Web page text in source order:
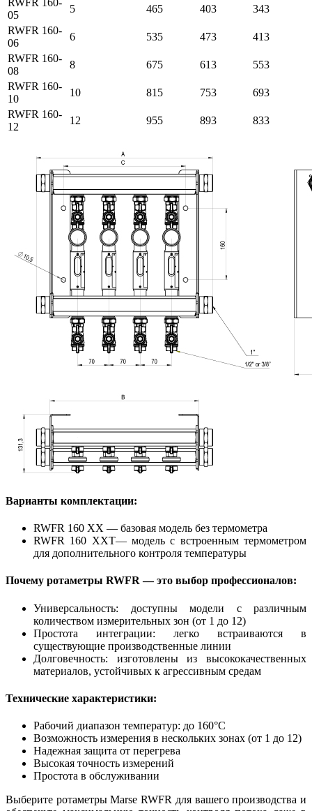
RWFR 160-
05
5 465 403
343
RWFR 160-
06
6 535 473
413
RWFR 160-
08
8 675 613
553
RWFR 160-
10
10 815 753
693
RWFR 160-
12
12 955 893 833
Варианты комплектации:
RWFR 160 XX — базовая модель без термометра
RWFR 160 XXT— модель с встроенным термометром
для дополнительного контроля температуры
Почему ротаметры RWFR — это выбор профессионалов:
Универсальность: доступны модели с различным
количеством измерительных зон (от 1 до 12)
Простота интеграции: легко встраиваются в
существующие производственные линии
Долговечность: изготовлены из высококачественных
материалов, устойчивых к агрессивным средам
Технические характеристики:
Рабочий диапазон температур: до 160°С
Возможность измерения в нескольких зонах (от 1 до 12)
Надежная защита от перегрева
Высокая точность измерений
Простота в обслуживании
Выберите ротаметры Marse RWFR для вашего производства и